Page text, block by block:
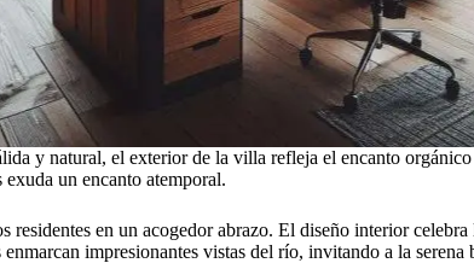
y natural, el exterior de la villa refleja el encanto
un encanto atemporal.
en un acogedor abrazo. El diseño interior
impresionantes vistas del río, invitando a la